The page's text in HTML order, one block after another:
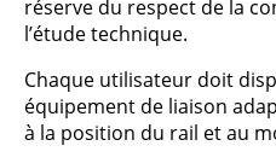
réserve du respect de la
l’étude technique.
Chaque utilisateur doit
équipement de liaison
à la position du rail et au